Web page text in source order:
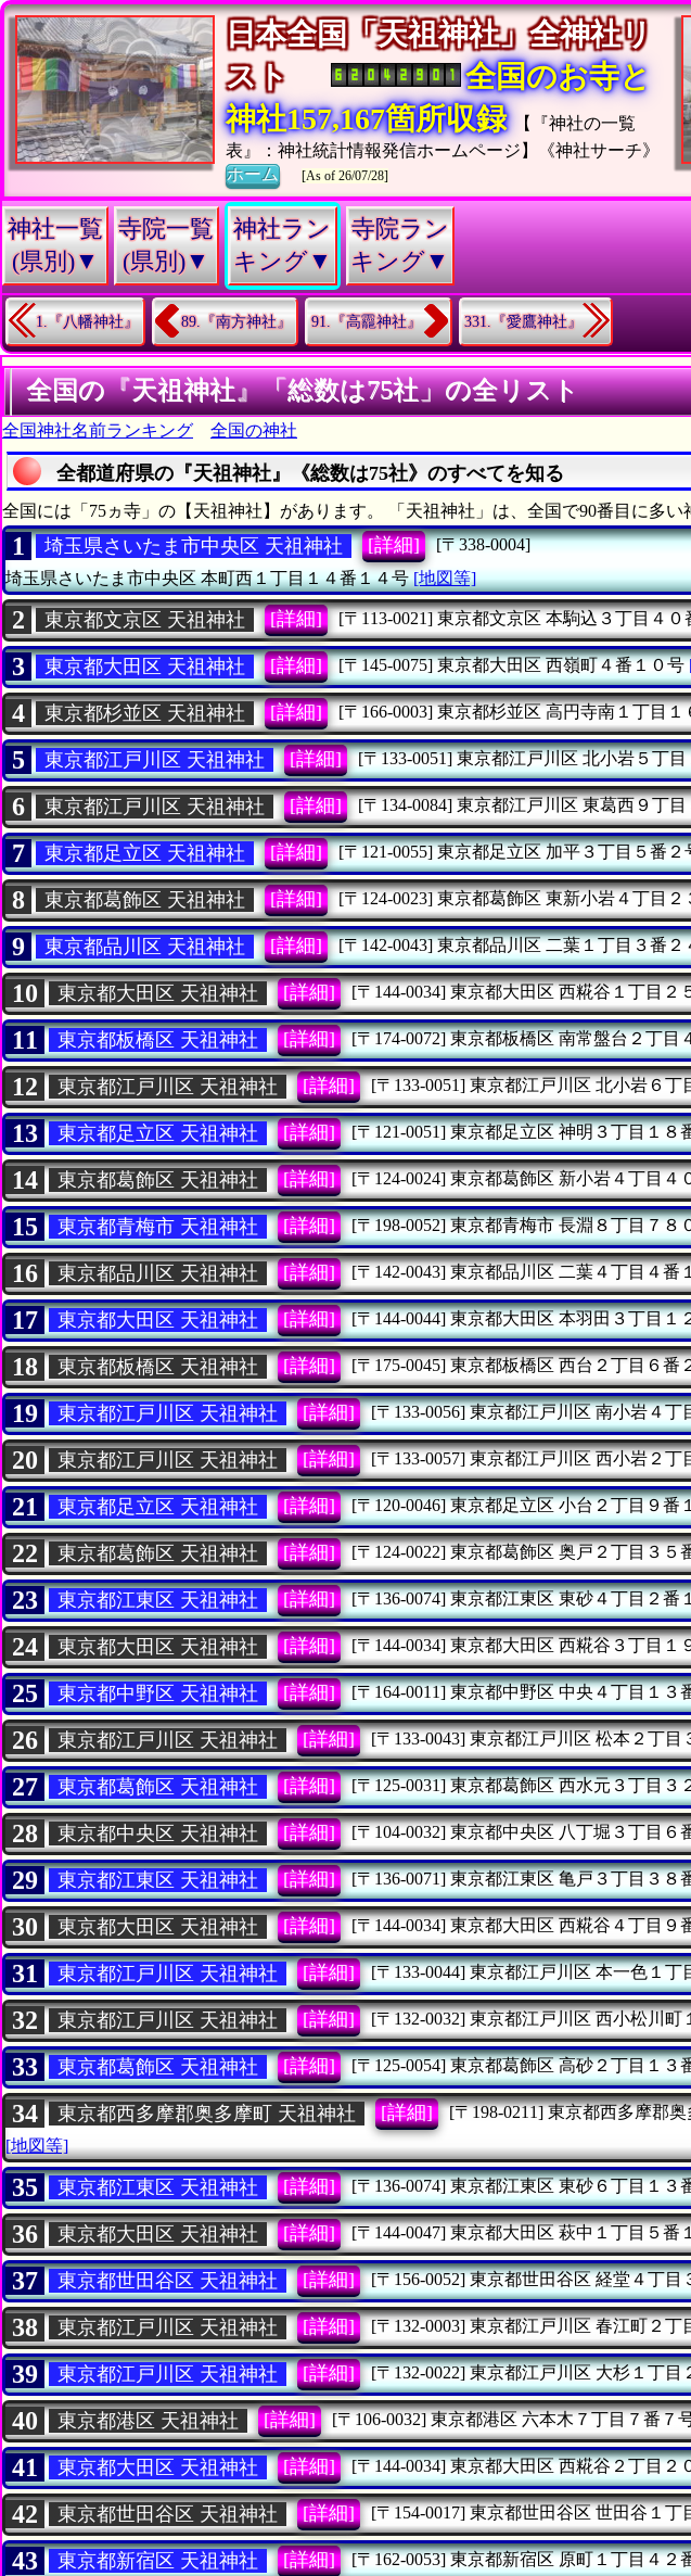
日本全国「天祖神社」全神社リ
スト
全国のお寺と
神社157,167箇所収録
【『神社の一覧
表』：神社統計情報発信ホームページ】《神社サーチ》
ホーム
[As of 26/07/28]
神社一覧
(県別)▼
寺院一覧
(県別)▼
神社ラン
キング▼
寺院ラン
キング▼
1.『八幡神社』 89.『南方神社』 91.『高龗神社』 331.『愛鷹神社』
全国の『天祖神社』「総数は75社」の全リスト
全国神社名前ランキング 全国の神社
全都道府県の『天祖神社』《総数は75社》のすべてを知る
全国には「75ヵ寺」の【天祖神社】があります。 「天祖神社」は、全国で90番目に多い
1 埼玉県さいたま市中央区 天祖神社 [詳細]
[〒338-0004]
埼玉県さいたま市中央区本町西１丁目１４番１４号 [地図等]
2 東京都文京区 天祖神社 [詳細] [〒113-0021] 東京都文京区本駒込３丁目４０
3 東京都大田区 天祖神社 [詳細] [〒145-0075] 東京都大田区西嶺町４番１０号
4 東京都杉並区 天祖神社 [詳細] [〒166-0003] 東京都杉並区高円寺南１丁目１
5 東京都江戸川区 天祖神社 [詳細] [〒133-0051] 東京都江戸川区北小岩５丁目
6 東京都江戸川区 天祖神社 [詳細] [〒134-0084] 東京都江戸川区東葛西９丁目
7 東京都足立区 天祖神社 [詳細] [〒121-0055] 東京都足立区加平３丁目５番２
8 東京都葛飾区 天祖神社 [詳細] [〒124-0023] 東京都葛飾区東新小岩４丁目２
9 東京都品川区 天祖神社 [詳細] [〒142-0043] 東京都品川区二葉１丁目３番２
10 東京都大田区 天祖神社 [詳細] [〒144-0034] 東京都大田区西糀谷１丁目２
11 東京都板橋区 天祖神社 [詳細] [〒174-0072] 東京都板橋区南常盤台２丁目
12 東京都江戸川区 天祖神社 [詳細] [〒133-0051] 東京都江戸川区北小岩６丁
13 東京都足立区 天祖神社 [詳細] [〒121-0051] 東京都足立区神明３丁目１８
14 東京都葛飾区 天祖神社 [詳細] [〒124-0024] 東京都葛飾区新小岩４丁目４
15 東京都青梅市 天祖神社 [詳細] [〒198-0052] 東京都青梅市長淵８丁目７８
16 東京都品川区 天祖神社 [詳細] [〒142-0043] 東京都品川区二葉４丁目４番
17 東京都大田区 天祖神社 [詳細] [〒144-0044] 東京都大田区本羽田３丁目１
18 東京都板橋区 天祖神社 [詳細] [〒175-0045] 東京都板橋区西台２丁目６番
19 東京都江戸川区 天祖神社 [詳細] [〒133-0056] 東京都江戸川区南小岩４丁
20 東京都江戸川区 天祖神社 [詳細] [〒133-0057] 東京都江戸川区西小岩２丁
21 東京都足立区 天祖神社 [詳細] [〒120-0046] 東京都足立区小台２丁目９番
22 東京都葛飾区 天祖神社 [詳細] [〒124-0022] 東京都葛飾区奥戸２丁目３５
23 東京都江東区 天祖神社 [詳細] [〒136-0074] 東京都江東区東砂４丁目２番
24 東京都大田区 天祖神社 [詳細] [〒144-0034] 東京都大田区西糀谷３丁目１
25 東京都中野区 天祖神社 [詳細] [〒164-0011] 東京都中野区中央４丁目１３
26 東京都江戸川区 天祖神社 [詳細] [〒133-0043] 東京都江戸川区松本２丁目
27 東京都葛飾区 天祖神社 [詳細] [〒125-0031] 東京都葛飾区西水元３丁目３
28 東京都中央区 天祖神社 [詳細] [〒104-0032] 東京都中央区八丁堀３丁目６
29 東京都江東区 天祖神社 [詳細] [〒136-0071] 東京都江東区亀戸３丁目３８
30 東京都大田区 天祖神社 [詳細] [〒144-0034] 東京都大田区西糀谷４丁目９
31 東京都江戸川区 天祖神社 [詳細] [〒133-0044] 東京都江戸川区本一色１丁
32 東京都江戸川区 天祖神社 [詳細] [〒132-0032] 東京都江戸川区西小松川町
33 東京都葛飾区 天祖神社 [詳細] [〒125-0054] 東京都葛飾区高砂２丁目１３
34 東京都西多摩郡奥多摩町 天祖神社 [詳細] [〒198-0211] 東京都西多摩郡奥
[地図等]
35 東京都江東区 天祖神社 [詳細] [〒136-0074] 東京都江東区東砂６丁目１３
36 東京都大田区 天祖神社 [詳細] [〒144-0047] 東京都大田区萩中１丁目５番
37 東京都世田谷区 天祖神社 [詳細] [〒156-0052] 東京都世田谷区経堂４丁目
38 東京都江戸川区 天祖神社 [詳細] [〒132-0003] 東京都江戸川区春江町２丁
39 東京都江戸川区 天祖神社 [詳細] [〒132-0022] 東京都江戸川区大杉１丁目
40 東京都港区 天祖神社 [詳細] [〒106-0032] 東京都港区六本木７丁目７番７
41 東京都大田区 天祖神社 [詳細] [〒144-0034] 東京都大田区西糀谷２丁目２
42 東京都世田谷区 天祖神社 [詳細] [〒154-0017] 東京都世田谷区世田谷１丁
43 東京都新宿区 天祖神社 [詳細] [〒162-0053] 東京都新宿区原町１丁目４２